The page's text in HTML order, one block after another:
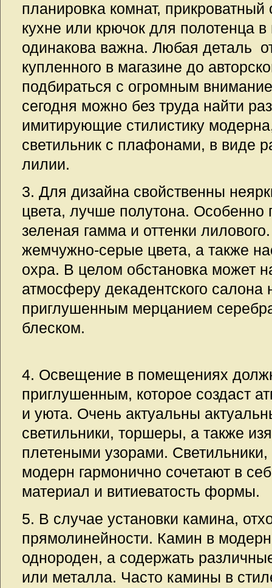
планировка комнат, прикроватный
кухне или крючок для полотенца
одинакова важна. Любая деталь
купленного в магазине до
подбираться с огромным
сегодня можно без труда найти
имитирующие стилистику
светильник с плафонами, в виде
лилии.
3. Для дизайна свойственны
цвета, лучше полутона. Особенно
зеленая гамма и оттенки
жемчужно-серые цвета, а также
охра. В целом обстановка может
атмосферу декадентского салона
приглушенным мерцанием
блеском.
4. Освещение в помещениях
приглушенным, которое создаст
и уюта. Очень актуальны
светильники, торшеры, а также
плетеными узорами.
модерн гармонично сочетают в
материал и витиеватость формы.
5. В случае установки камина,
прямолинейности. Камин в
однороден, а содержать
или металла. Часто камины в